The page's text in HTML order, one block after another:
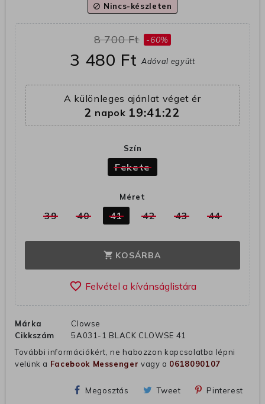
block Nincs-készleten
8 700 Ft -60%
3 480 FtAdóval együtt
A különleges ajánlat véget ér
2 napok 19:41:21
Szín
Fekete
Méret
39 40 41 42 43 44
shopping_cart KOSÁRBA
favorite_border
Márka
Clowse
Cikkszám
5A031-1 BLACK CLOWSE 41
További információkért, ne habozzon kapcsolatba lépni
velünk a Facebook Messenger vagy a 0618090107
Megosztás Tweet Pinterest